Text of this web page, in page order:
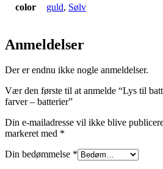
color guld, Sølv
Anmeldelser
Der er endnu ikke nogle anmeldelser.
Vær den første til at anmelde “Lys til
farver – batterier”
Din e-mailadresse vil ikke blive
markeret med *
Din bedømmelse *